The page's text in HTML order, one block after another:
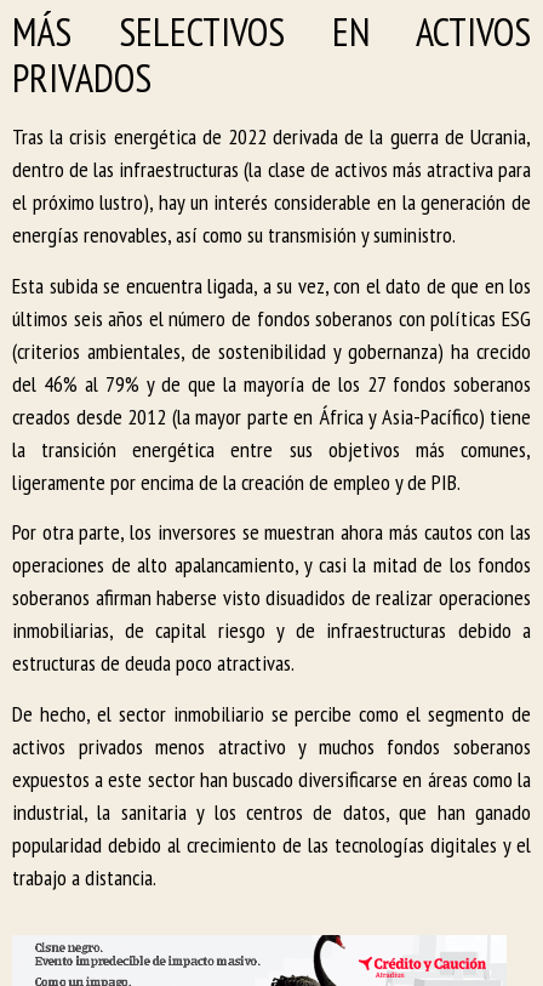
MÁS SELECTIVOS EN ACTIVOS
PRIVADOS
Tras la crisis energética de 2022 derivada de la guerra de Ucrania,
dentro de las infraestructuras (la clase de activos más atractiva para
el próximo lustro), hay un interés considerable en la generación de
energías renovables, así como su transmisión y suministro.
Esta subida se encuentra ligada, a su vez, con el dato de que en los
últimos seis años el número de fondos soberanos con políticas ESG
(criterios ambientales, de sostenibilidad y gobernanza) ha crecido
del 46% al 79% y de que la mayoría de los 27 fondos soberanos
creados desde 2012 (la mayor parte en África y Asia-Pacífico) tiene
la transición energética entre sus objetivos más comunes,
ligeramente por encima de la creación de empleo y de PIB.
Por otra parte, los inversores se muestran ahora más cautos con las
operaciones de alto apalancamiento, y casi la mitad de los fondos
soberanos afirman haberse visto disuadidos de realizar operaciones
inmobiliarias, de capital riesgo y de infraestructuras debido a
estructuras de deuda poco atractivas.
De hecho, el sector inmobiliario se percibe como el segmento de
activos privados menos atractivo y muchos fondos soberanos
expuestos a este sector han buscado diversificarse en áreas como la
industrial, la sanitaria y los centros de datos, que han ganado
popularidad debido al crecimiento de las tecnologías digitales y el
trabajo a distancia.